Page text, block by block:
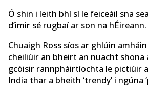
Ó shin i leith bhí sí le feiceáil sna
d’imir sé rugbaí ar son na hÉireann.
Chuaigh Ross síos ar ghlúin
cheiliúir an bheirt an nuacht shona
gcóisir rannpháirtíochta le pictiúir
India thar a bheith ‘trendy’ i ngúna